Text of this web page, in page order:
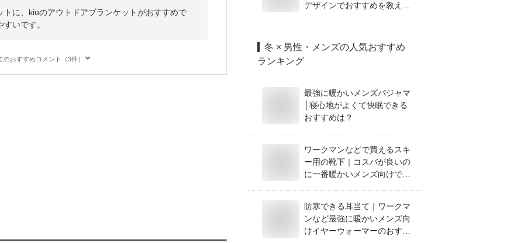
に、kiuのアウトドアブランケットがおすすめで
いです。
のおすすめコメント（3件）
デザインでおすすめを教え
冬 × 男性・メンズの人気おすすめ
ランキング
最強に暖かいメンズパジャマ
│寝心地がよくて快眠できる
おすすめは？
ワークマンなどで買えるスキ
ー用の靴下｜コスパが良いの
に一番暖かいメンズ向けでお
防寒できる耳当て｜ワークマ
ンなど最強に暖かいメンズ向
けイヤーウォーマーのおすす